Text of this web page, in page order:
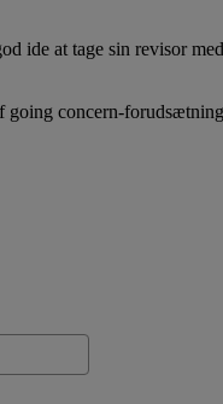
ide at tage sin revisor
concern-